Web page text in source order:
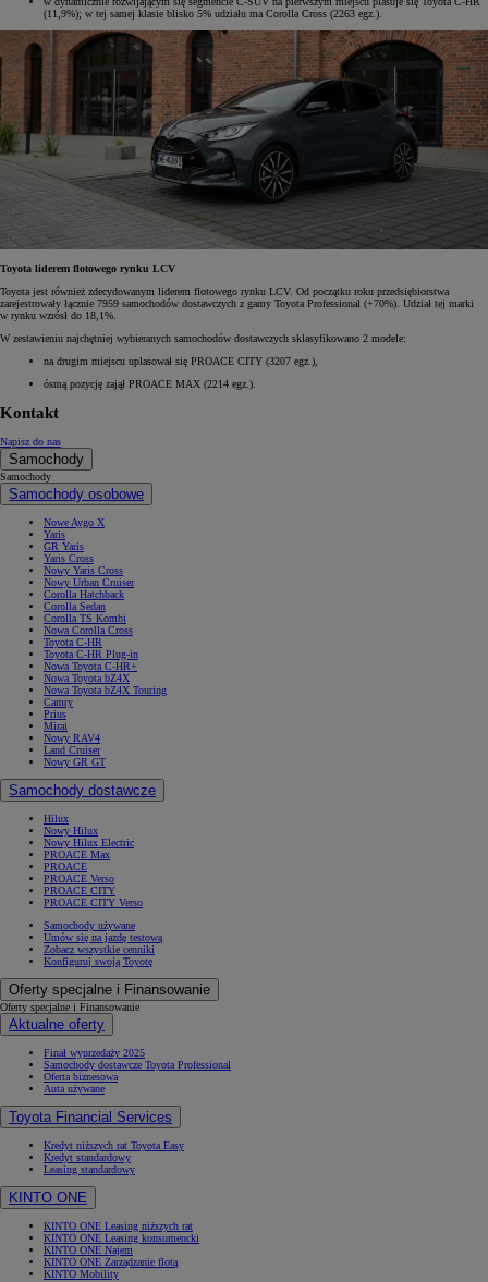
(11,9%); w tej samej klasie blisko 5% udziału ma Corolla Cross (2263 egz.).
Toyota liderem flotowego rynku LCV
Toyota jest również zdecydowanym liderem flotowego rynku LCV. Od początku roku przedsiębiorstwa
zarejestrowały łącznie 7959 samochodów dostawczych z gamy Toyota Professional (+70%). Udział tej marki
w rynku wzrósł do 18,1%.
W zestawieniu najchętniej wybieranych samochodów dostawczych sklasyfikowano 2 modele:
na drugim miejscu uplasował się PROACE CITY (3207 egz.),
ósmą pozycję zajął PROACE MAX (2214 egz.).
Kontakt
Napisz do nas
Samochody
Samochody
Samochody osobowe
Nowe Aygo X
Yaris
GR Yaris
Yaris Cross
Nowy Yaris Cross
Nowy Urban Cruiser
Corolla Hatchback
Corolla Sedan
Corolla TS Kombi
Nowa Corolla Cross
Toyota C-HR
Toyota C-HR Plug-in
Nowa Toyota C-HR+
Nowa Toyota bZ4X
Nowa Toyota bZ4X Touring
Camry
Prius
Mirai
Nowy RAV4
Land Cruiser
Nowy GR GT
Samochody dostawcze
Hilux
Nowy Hilux
Nowy Hilux Electric
PROACE Max
PROACE
PROACE Verso
PROACE CITY
PROACE CITY Verso
Samochody używane
Umów się na jazdę testową
Zobacz wszystkie cenniki
Konfiguruj swoją Toyotę
Oferty specjalne i Finansowanie
Oferty specjalne i Finansowanie
Aktualne oferty
Finał wyprzedaży 2025
Samochody dostawcze Toyota Professional
Oferta biznesowa
Auta używane
Toyota Financial Services
Kredyt niższych rat Toyota Easy
Kredyt standardowy
Leasing standardowy
KINTO ONE
KINTO ONE Leasing niższych rat
KINTO ONE Leasing konsumencki
KINTO ONE Najem
KINTO ONE Zarządzanie flotą
KINTO Mobility